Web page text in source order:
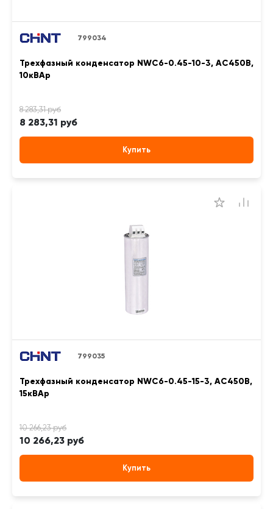
799034
Трехфазный конденсатор NWC6-0.45-10-3, АС450В,
10кВАр
8 283,31 руб
Купить
799035
Трехфазный конденсатор NWC6-0.45-15-3, АС450В,
15кВАр
10 266,23 руб
Купить